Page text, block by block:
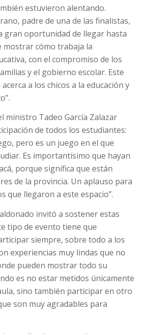
estuvieron alentando.
padre de una de las finalistas,
gran oportunidad de llegar hasta
mostrar cómo trabaja la
con el compromiso de los
y el gobierno escolar. Este
a los chicos a la educación y
ministro Tadeo García Zalazar
de todos los estudiantes:
pero es un juego en el que
Es importantísimo que hayan
porque significa que están
de la provincia. Un aplauso para
que llegaron a este espacio”.
invitó a sostener estas
tipo de evento tiene que
siempre, sobre todo a los
experiencias muy lindas que no
pueden mostrar todo su
es no estar metidos únicamente
sino también participar en otro
son muy agradables para